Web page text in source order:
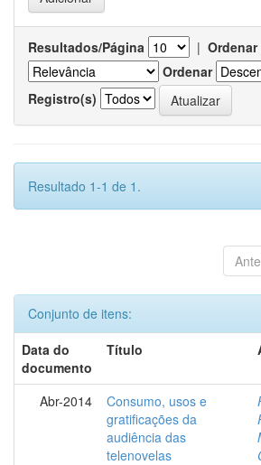
Resultados/Página |
Ordenar
Registro(s)
Resultado 1-1 de 1.
Conjunto de itens:
Data do
documento
Título
Abr-2014
Consumo, usos e
gratificações da
audiência das
telenovelas